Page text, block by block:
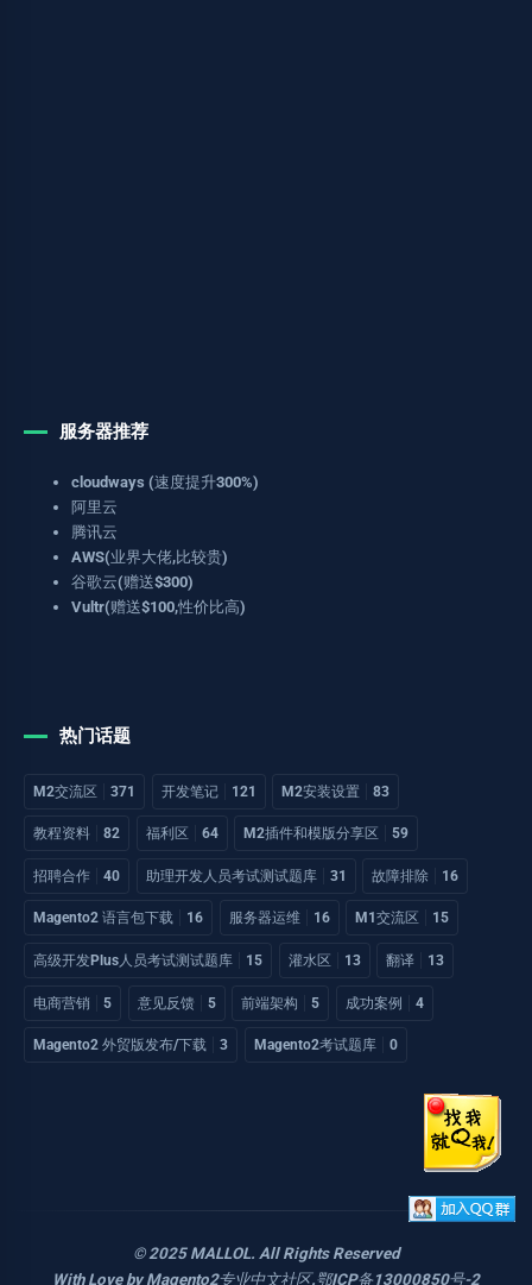
服务器推荐
cloudways (速度提升300%)
阿里云
腾讯云
AWS(业界大佬,比较贵)
谷歌云(赠送$300)
Vultr(赠送$100,性价比高)
热门话题
M2交流区 371 开发笔记 121 M2安装设置 83
教程资料 82 福利区 64 M2插件和模版分享区 59
招聘合作 40 助理开发人员考试测试题库 31 故障排除 16
Magento2 语言包下载 16 服务器运维 16 M1交流区 15
高级开发Plus人员考试测试题库 15 灌水区 13 翻译 13
电商营销 5 意见反馈 5 前端架构 5 成功案例 4
Magento2 外贸版发布/下载 3 Magento2考试题库 0
© 2025 MALLOL. All Rights Reserved
With Love by Magento2专业中文社区.鄂ICP备13000850号-2